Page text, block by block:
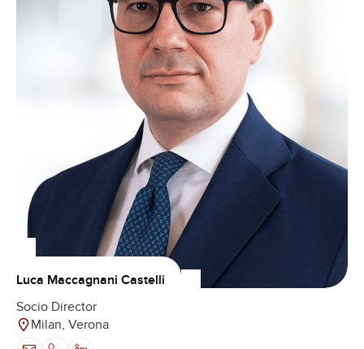
Luca Maccagnani Castelli
Socio Director
Milan, Verona